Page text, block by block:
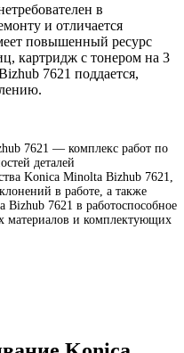
в
и отличается
повышенный ресурс
картридж с тонером на 3
7621 поддается,
7621 — комплекс работ по
деталей
Konica Minolta Bizhub 7621,
в работе, а также
7621 в работоспособное
материалов и комплектующих